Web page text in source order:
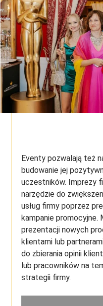
Eventy pozwalają też
budowanie jej
uczestników. Imprezy
narzędzie do
usług firmy poprzez
kampanie promocyjne.
prezentacji nowych
klientami lub
do zbierania opinii
lub pracowników na
strategii firmy.